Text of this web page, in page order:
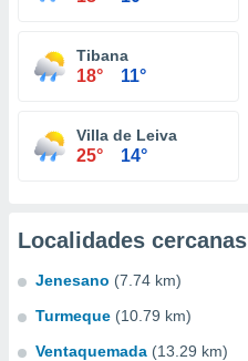
Tibana
18° 11°
Villa de Leiva
25° 14°
Localidades cercanas
Jenesano (7.74 km)
Turmeque (10.79 km)
Ventaquemada (13.29 km)